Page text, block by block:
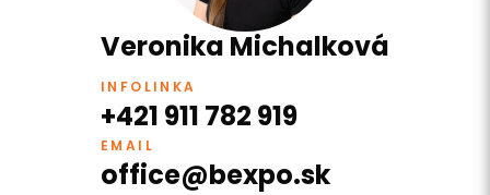
Veronika Michalková
INFOLINKA
+421 911 782 919
EMAIL
office@bexpo.sk